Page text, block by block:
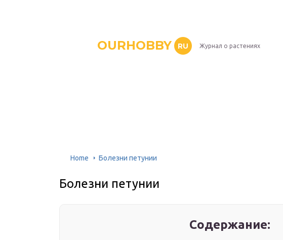
OURHOBBY RU Журнал о растениях
Home Болезни петунии
Болезни петунии
Содержание: